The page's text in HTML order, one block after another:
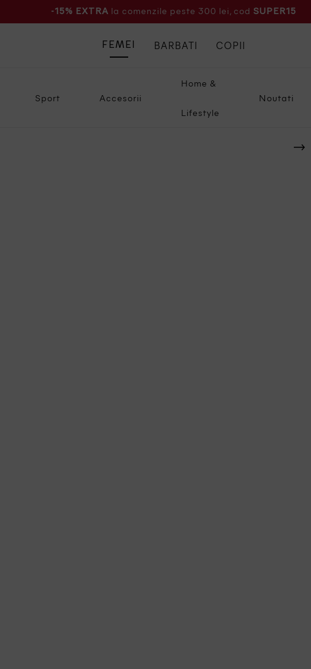
-15% EXTRA la comenzile peste 300 lei, cod SUPER15
Sport Accesorii
Home &
Lifestyle
Noutati
FEMEI BARBATI COPII